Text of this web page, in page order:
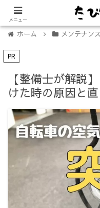
【免許不要に！】電動キ
ホーム メンテナンス
PR
【整備士が解説
けた時の原因と
メニュー